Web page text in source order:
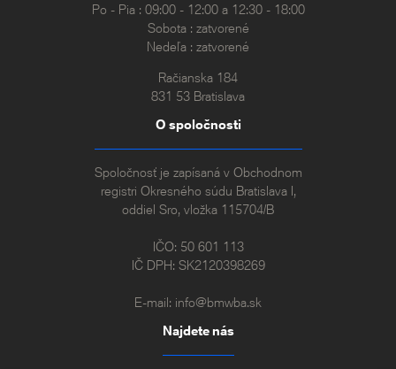
Po - Pia : 09:00 - 12:00 a 12:30 - 18:00
Sobota : zatvorené
Nedeľa : zatvorené
Račianska 184
831 53 Bratislava
O spoločnosti
Spoločnosť je zapísaná v Obchodnom
registri Okresného súdu Bratislava I,
oddiel Sro, vložka 115704/B
IČO: 50 601 113
IČ DPH: SK2120398269
E-mail: info@bmwba.sk
Najdete nás